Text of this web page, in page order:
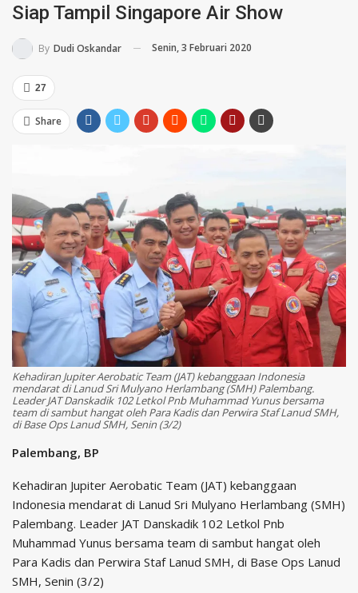
Siap Tampil Singapore Air Show
By Dudi Oskandar Senin, 3 Februari 2020
27
Share
Kehadiran Jupiter Aerobatic Team (JAT) kebanggaan Indonesia
mendarat di Lanud Sri Mulyano Herlambang (SMH) Palembang.
Leader JAT Danskadik 102 Letkol Pnb Muhammad Yunus bersama
team di sambut hangat oleh Para Kadis dan Perwira Staf Lanud SMH,
di Base Ops Lanud SMH, Senin (3/2)
Palembang, BP
Kehadiran Jupiter Aerobatic Team (JAT) kebanggaan
Indonesia mendarat di Lanud Sri Mulyano Herlambang (SMH)
Palembang. Leader JAT Danskadik 102 Letkol Pnb
Muhammad Yunus bersama team di sambut hangat oleh
Para Kadis dan Perwira Staf Lanud SMH, di Base Ops Lanud
SMH, Senin (3/2)